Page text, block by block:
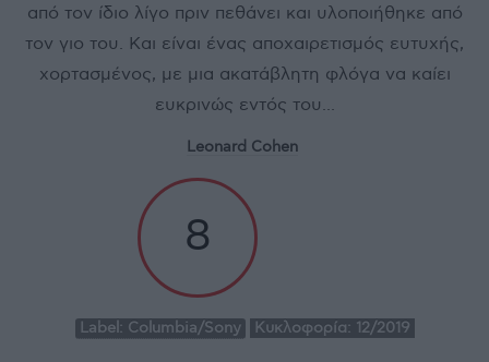
από τον ίδιο λίγο πριν πεθάνει και υλοποιήθηκε από
τον γιο του. Και είναι ένας αποχαιρετισμός ευτυχής,
χορτασμένος, με μια ακατάβλητη φλόγα να καίει
ευκρινώς εντός του...
Leonard Cohen
8
Label: Columbia/Sony Κυκλοφορία: 12/2019